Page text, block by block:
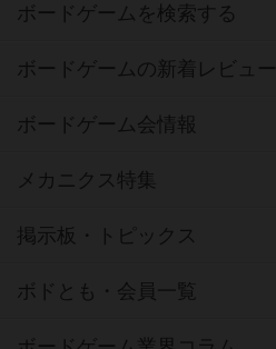
ボードゲームを検索する
ボードゲームの新着レビュー
ボードゲーム会情報
メカニクス特集
掲示板・トピックス
ボドとも・会員一覧